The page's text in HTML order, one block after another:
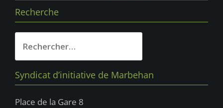
Recherche
Syndicat d’initiative de Marbehan
Place de la Gare 8